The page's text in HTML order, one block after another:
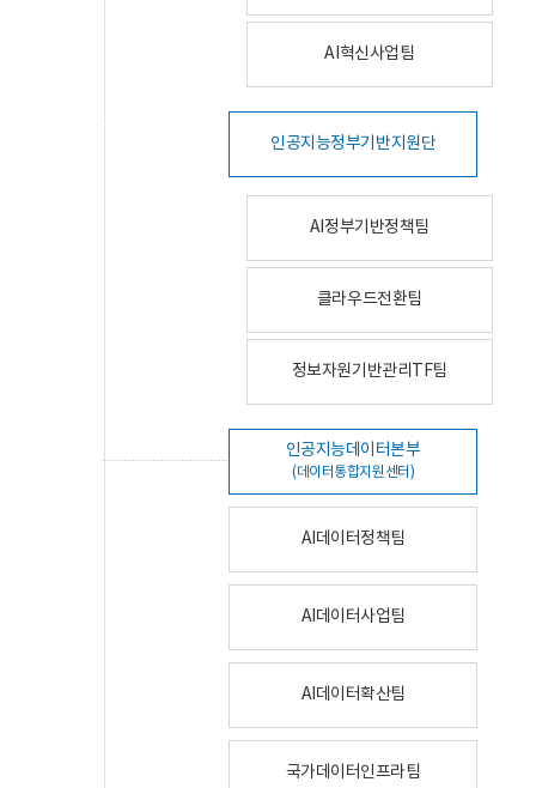
AI혁신사업팀
인공지능정부기반지원단
AI정부기반정책팀
클라우드전환팀
정보자원기반관리TF팀
인공지능데이터본부
(데이터통합지원센터)
AI데이터정책팀
AI데이터사업팀
AI데이터확산팀
국가데이터인프라팀